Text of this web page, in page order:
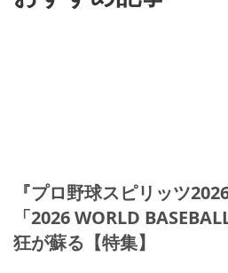
『プロ野球スピリッツ
「2026 WORLD
狂が蘇る【特集】